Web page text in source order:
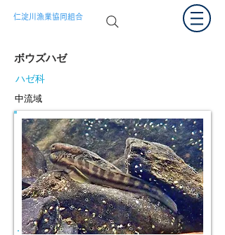
仁淀川漁業協同組合
ボウズハゼ
ハゼ科
中流域